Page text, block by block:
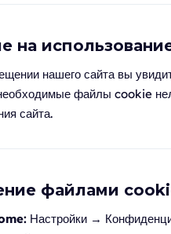
на
нашего сайта вы
файлы cookie
сайта.
файлами
Настройки →